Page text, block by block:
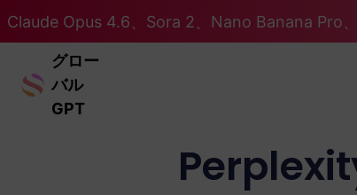
Claude Opus 4.6、Sora 2、Nano Banana Pro
グロー
バル
GPT